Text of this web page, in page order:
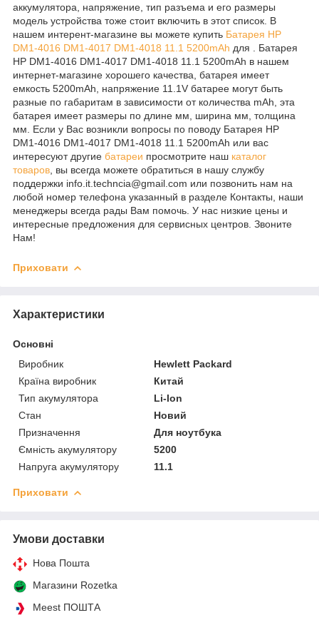
аккумулятора, напряжение, тип разъема и его размеры
модель устройства тоже стоит включить в этот список. В
нашем интерент-магазине вы можете купить Батарея HP
DM1-4016 DM1-4017 DM1-4018 11.1 5200mAh для . Батарея
HP DM1-4016 DM1-4017 DM1-4018 11.1 5200mAh в нашем
интернет-магазине хорошего качества, батарея имеет
емкость 5200mAh, напряжение 11.1V батарее могут быть
разные по габаритам в зависимости от количества mAh, эта
батарея имеет размеры по длине мм, ширина мм, толщина
мм. Если у Вас возникли вопросы по поводу Батарея HP
DM1-4016 DM1-4017 DM1-4018 11.1 5200mAh или вас
интересуют другие батареи просмотрите наш каталог
товаров , вы всегда можете обратиться в нашу службу
поддержки info.it.techncia@gmail.com или позвонить нам на
любой номер телефона указанный в разделе Контакты, наши
менеджеры всегда рады Вам помочь. У нас низкие цены и
интересные предложения для сервисных центров. Звоните
Нам!
Приховати
Характеристики
Основні
Виробник
Hewlett Packard
Країна виробник
Китай
Тип акумулятора
Li-Ion
Стан
Новий
Призначення
Для ноутбука
Ємність акумулятору
5200
Напруга акумулятору
11.1
Приховати
Умови доставки
Нова Пошта
Магазини Rozetka
Meest ПОШТА